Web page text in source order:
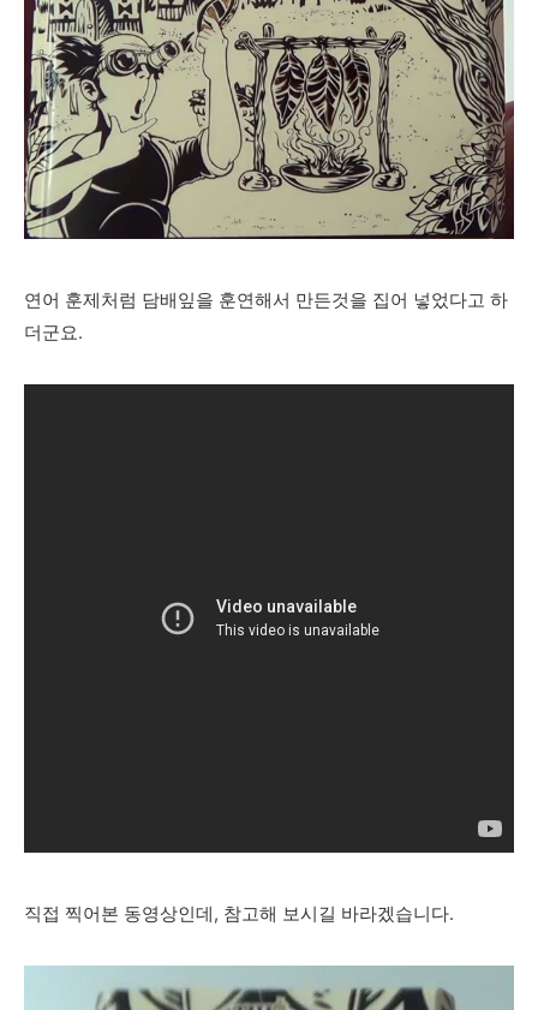
연어 훈제처럼 담배잎을 훈연해서 만든것을 집어 넣었다고 하
더군요.
직접 찍어본 동영상인데, 참고해 보시길 바라겠습니다.